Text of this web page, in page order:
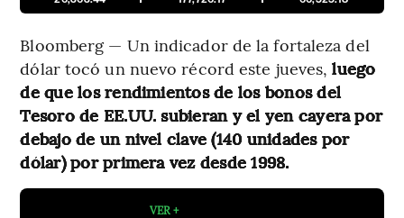
Bloomberg — Un indicador de la fortaleza del
dólar tocó un nuevo récord este jueves,luego
de que los rendimientos de los bonos del
Tesoro de EE.UU. subieran y el yen cayera por
debajo de un nivel clave (140 unidades por
dólar) por primera vez desde 1998.
VER +